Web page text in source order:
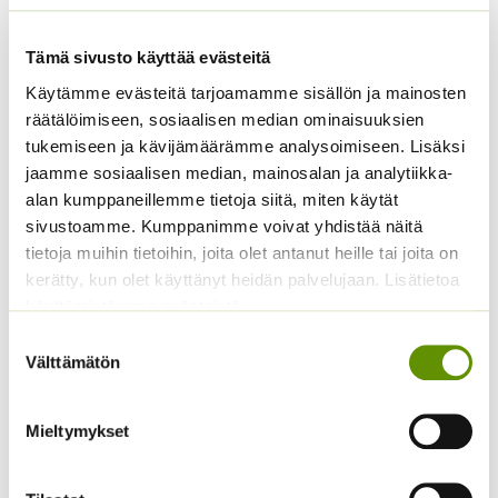
Tämä sivusto käyttää evästeitä
Käytämme evästeitä tarjoamamme sisällön ja mainosten
räätälöimiseen, sosiaalisen median ominaisuuksien
tukemiseen ja kävijämäärämme analysoimiseen. Lisäksi
jaamme sosiaalisen median, mainosalan ja analytiikka-
alan kumppaneillemme tietoja siitä, miten käytät
sivustoamme. Kumppanimme voivat yhdistää näitä
tietoja muihin tietoihin, joita olet antanut heille tai joita on
kerätty, kun olet käyttänyt heidän palvelujaan. Lisätietoa
käyttämistämme evästeistä
valinta
Välttämätön
Mieltymykset
Avomaankurkku Lemon
Apple
3,75€ – 15,00€Hintaluokka:
3,75 €
-
15,00 €
arvonlisäveron
Spagettikurpitsa
(irtosiemen)
ALE!
7,00€
Alkuperäinen
hinta
oli:
7,00 €.
5,99€ Nykyinen
hinta
on:
Sisältää
arvonlisäveron